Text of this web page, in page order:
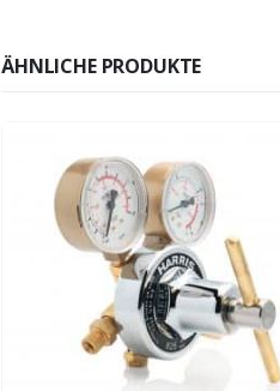
ÄHNLICHE PRODUKTE